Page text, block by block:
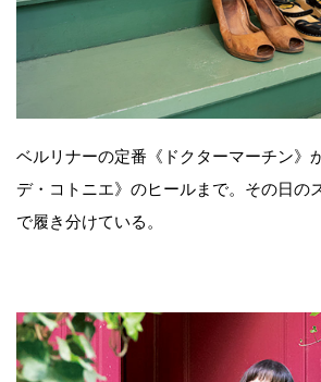
ベルリナーの定番《ドクターマーチン》
デ・コトニエ》のヒールまで。その日の
で履き分けている。